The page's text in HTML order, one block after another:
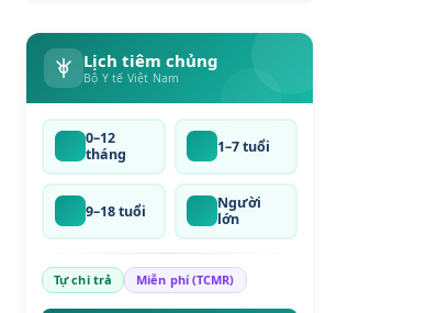
Lịch tiêm chủng
Bộ Y tế Việt Nam
0–12
tháng
1–7 tuổi
9–18 tuổi
Người
lớn
Tự chi trả Miễn phí (TCMR)